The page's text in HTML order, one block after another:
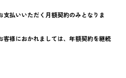
払いいただく月額契約のみとなりま
様におかれましては、年額契約を継続